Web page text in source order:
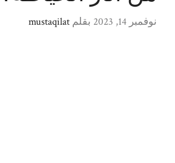
نوفمبر 14, 2023 بقلم mustaqilat